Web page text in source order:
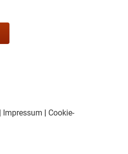
| Impressum | Cookie-